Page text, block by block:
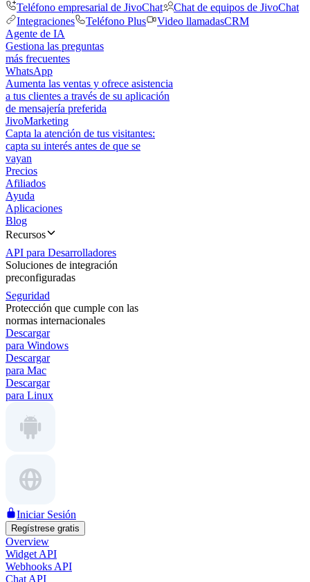
Teléfono empresarial de JivoChat
Chat de equipos de JivoChat
Integraciones
Teléfono Plus Video llamadasCRM
Agente de IA
Gestiona las preguntas
más frecuentes
WhatsApp
Aumenta las ventas y ofrece asistencia
a tus clientes a través de su aplicación
de mensajería preferida
JivoMarketing
Capta la atención de tus visitantes:
capta su interés antes de que se
vayan
Precios
Afiliados
Ayuda
Aplicaciones
Blog
Recursos
API para Desarrolladores
Soluciones de integración
preconfiguradas
Seguridad
Protección que cumple con las
normas internacionales
Descargar
para Windows
Descargar
para Mac
Descargar
para Linux
Iniciar Sesión
Regístrese gratis
Overview
Widget API
Webhooks API
Chat API